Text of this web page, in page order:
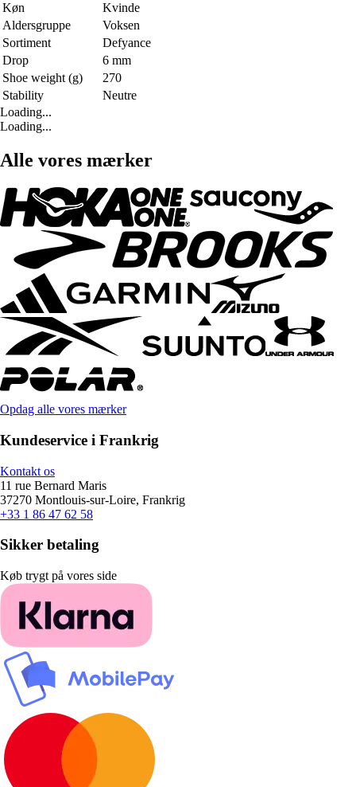
Køn
Kvinde
Aldersgruppe
Voksen
Sortiment
Defyance
Drop
6 mm
Shoe weight (g)
270
Stability
Neutre
Loading...
Loading...
Alle vores mærker
Opdag alle vores mærker
Kundeservice i Frankrig
Kontakt os
11 rue Bernard Maris
37270 Montlouis-sur-Loire, Frankrig
+33 1 86 47 62 58
Sikker betaling
Køb trygt på vores side